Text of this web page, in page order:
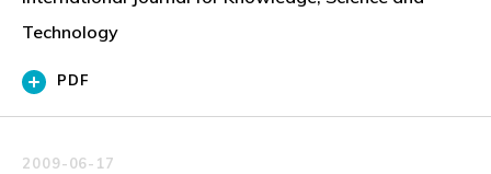
Technology
PDF
2009-06-17